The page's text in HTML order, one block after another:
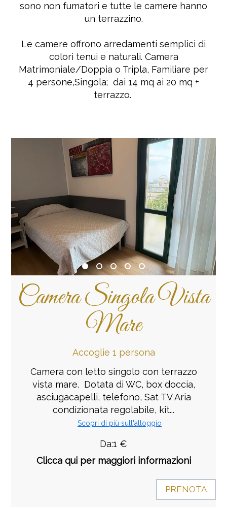
sono non fumatori e tutte le camere hanno
un terrazzino.
Le camere offrono arredamenti semplici di
colori tenui e naturali. Camera
Matrimoniale/Doppia o Tripla, Familiare per
4 persone,Singola; dai 14 mq ai 20 mq +
terrazzo.
Camera Singola Vista
Mare
Accoglie 1 persona
Camera con letto singolo con terrazzo
vista mare. Dotata di WC, box doccia,
asciugacapelli, telefono, Sat TV Aria
condizionata regolabile, kit...
Scopri di più sull'alloggio
Da:1 €
Clicca qui per maggiori informazioni
PRENOTA